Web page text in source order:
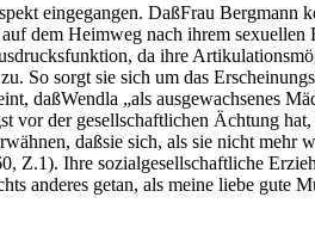
eingegangen. DaßFrau Bergmann
dem Heimweg nach ihrem
da ihre
So sorgt sie sich um das
daßWendla „als ausgewachsenes
vor der gesellschaftlichen Ächtung
daßsie sich, als sie nicht mehr
Z.1). Ihre sozialgesellschaftliche
anderes getan, als meine liebe gute